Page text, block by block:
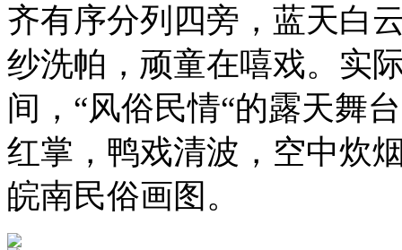
齐有序分列四旁，蓝天白
纱洗帕，顽童在嘻戏。实
间，“风俗民情“的露天舞
红掌，鸭戏清波，空中炊
皖南民俗画图。